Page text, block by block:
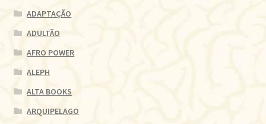
ADAPTAÇÃO
ADULTÃO
AFRO POWER
ALEPH
ALTA BOOKS
ARQUIPELAGO